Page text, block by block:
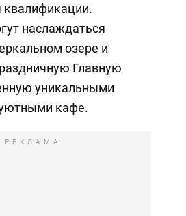
квалификации.
наслаждаться
озере и
Главную
уникальными
кафе.
РЕКЛАМА